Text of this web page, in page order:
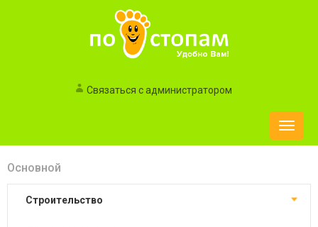
Связаться с администратором
Toggle
Основной
строительство